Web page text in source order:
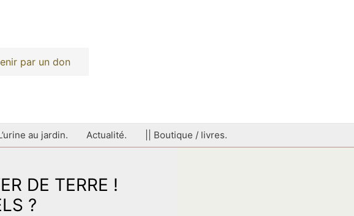
par un don
au jardin. Actualité. || Boutique / livres.
DE TERRE !
?